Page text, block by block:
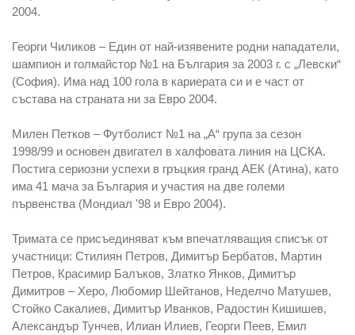
2004.
Георги Чиликов – Един от най-изявените родни нападатели,
шампион и голмайстор №1 на България за 2003 г. с „Левски“
(София). Има над 100 гола в кариерата си и е част от
състава на страната ни за Евро 2004.
Милен Петков – Футболист №1 на „А“ група за сезон
1998/99 и основен двигател в халфовата линия на ЦСКА.
Постига сериозни успехи в гръцкия гранд АЕК (Атина), като
има 41 мача за България и участия на две големи
първенства (Мондиал '98 и Евро 2004).
Тримата се присъединяват към впечатляващия списък от
участници: Стилиян Петров, Димитър Бербатов, Мартин
Петров, Красимир Балъков, Златко Янков, Димитър
Димитров – Херо, Любомир Шейтанов, Неделчо Матушев,
Стойко Сакалиев, Димитър Иванков, Радостин Кишишев,
Александър Тунчев, Илиан Илиев, Георги Пеев, Емил